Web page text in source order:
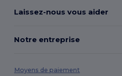
Laissez-nous vous aider
Notre entreprise
Moyens de paiement